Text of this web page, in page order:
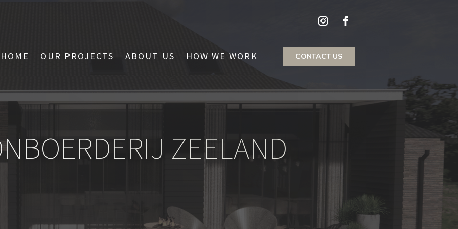
HOME OUR PROJECTS ABOUT US HOW WE WORK CONTACT US
ZEELAND